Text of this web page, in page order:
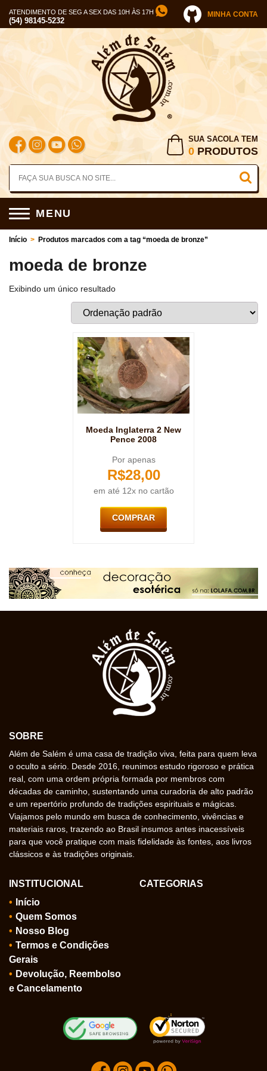
ATENDIMENTO DE SEG A SEX DAS 10H ÀS 17H
(54) 98145-5232
MINHA CONTA
SUA SACOLA TEM
0 PRODUTOS
MENU
Início > Produtos marcados com a tag “moeda de bronze”
moeda de bronze
Exibindo um único resultado
Moeda Inglaterra 2 New
Pence 2008
Por apenas
R$28,00
em até 12x no cartão
COMPRAR
SOBRE
Além de Salém é uma casa de tradição viva, feita para quem leva
o oculto a sério. Desde 2016, reunimos estudo rigoroso e prática
real, com uma ordem própria formada por membros com
décadas de caminho, sustentando uma curadoria de alto padrão
e um repertório profundo de tradições espirituais e mágicas.
Viajamos pelo mundo em busca de conhecimento, vivências e
materiais raros, trazendo ao Brasil insumos antes inacessíveis
para que você pratique com mais fidelidade às fontes, aos livros
clássicos e às tradições originais.
INSTITUCIONAL
Início
Quem Somos
Nosso Blog
Termos e Condições
Gerais
Devolução, Reembolso
e Cancelamento
CATEGORIAS